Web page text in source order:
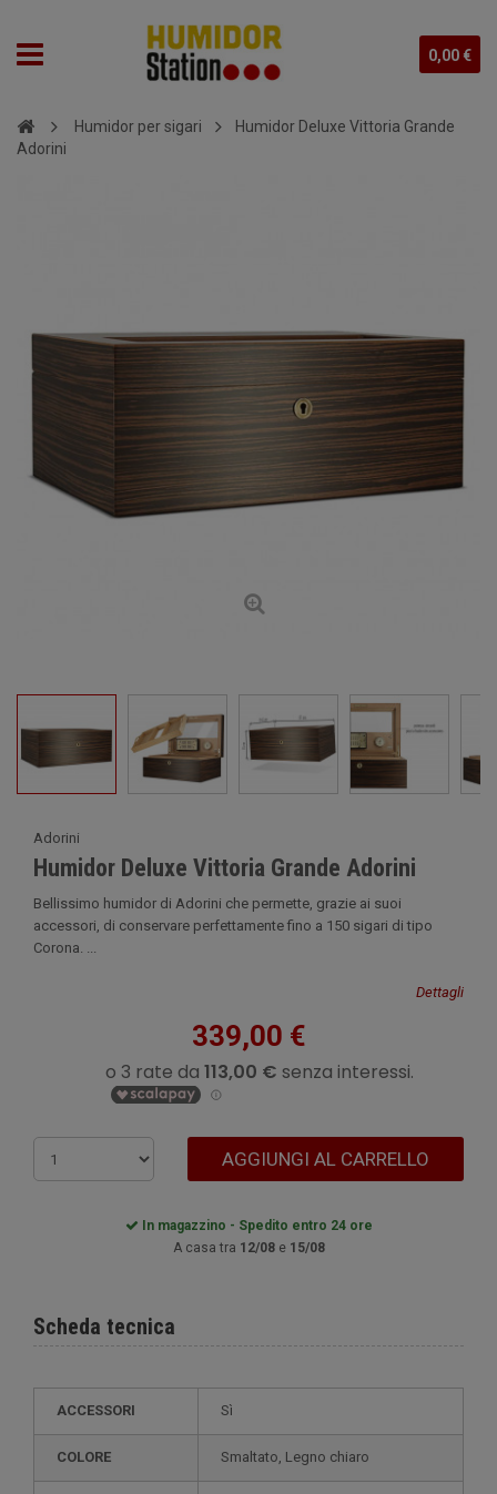
0,00 €
Humidor per sigari
Humidor Deluxe Vittoria Grande
Adorini
Adorini
Humidor Deluxe Vittoria Grande Adorini
Bellissimo humidor di Adorini che permette, grazie ai suoi
accessori, di conservare perfettamente fino a 150 sigari di tipo
Corona. ...
Dettagli
339,00 €
AGGIUNGI AL CARRELLO
In magazzino - Spedito entro 24 ore
A casa tra 12/08e 15/08
Scheda tecnica
ACCESSORI Sì
COLORE smaltato, Legno chiaro